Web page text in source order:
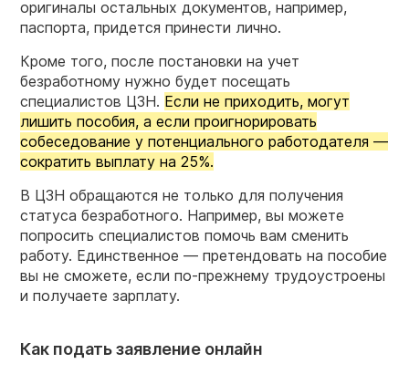
оригиналы остальных документов, например,
паспорта, придется принести лично.
Кроме того, после постановки на учет
безработному нужно будет посещать
специалистов ЦЗН. Если не приходить, могут
лишить пособия, а если проигнорировать
собеседование у потенциального работодателя —
сократить выплату на 25%.
В ЦЗН обращаются не только для получения
статуса безработного. Например, вы можете
попросить специалистов помочь вам сменить
работу. Единственное — претендовать на пособие
вы не сможете, если по-прежнему трудоустроены
и получаете зарплату.
Как подать заявление онлайн